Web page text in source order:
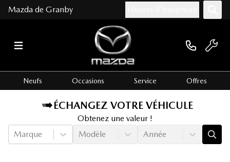
Mazda de Granby
Neufs Occasions Service Offres
ÉCHANGEZ VOTRE VÉHICULE
Obtenez une valeur !
Marque
Modèle Année